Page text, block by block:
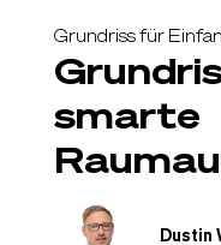
Grundriss für
smarte
Dustin